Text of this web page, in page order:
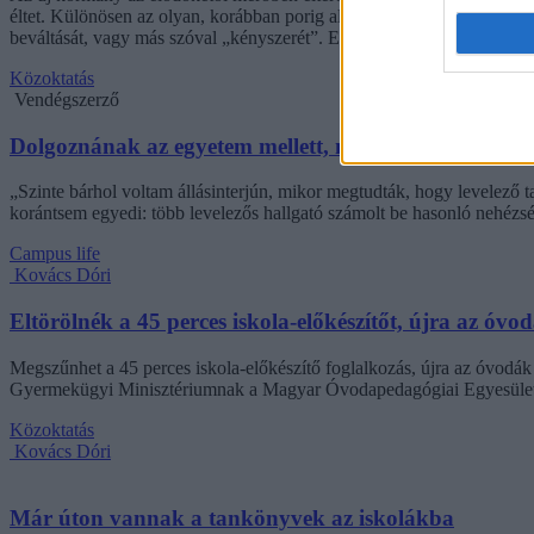
éltet. Különösen az olyan, korábban porig alázott ágazatban, mint
beváltását, vagy más szóval „kényszerét”. Ennek, az amúgy pozitív
Közoktatás
Vendégszerző
Dolgoznának az egyetem mellett, mégsem
„Szinte bárhol voltam állásinterjún, mikor megtudták, hogy levelező
korántsem egyedi: több levelezős hallgató számolt be hasonló
Campus life
Kovács Dóri
Eltörölnék a 45 perces iskola-előkészítőt, újra az
Megszűnhet a 45 perces iskola-előkészítő foglalkozás, újra az
Gyermekügyi Minisztériumnak a Magyar Óvodapedagógiai
Közoktatás
Kovács Dóri
Már úton vannak a tankönyvek az iskolákba